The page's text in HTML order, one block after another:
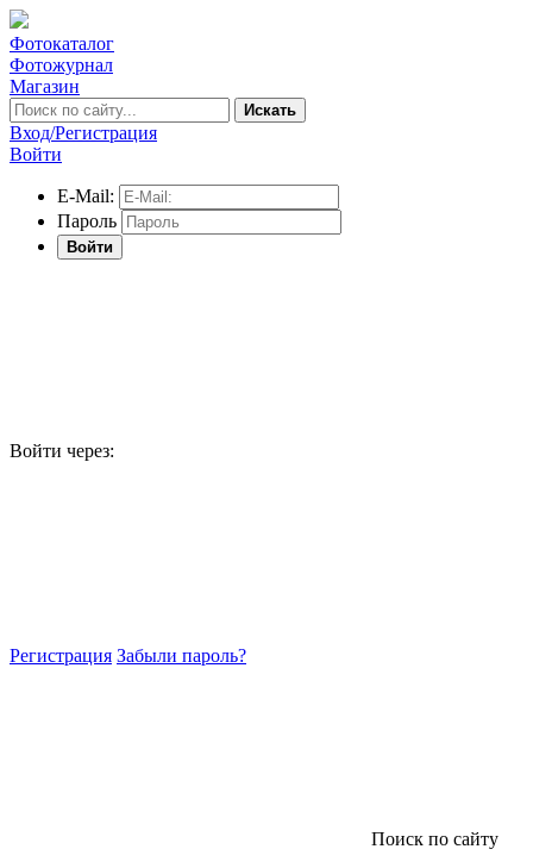
Фотокаталог
Фотожурнал
Магазин
Искать
Вход/Регистрация
Войти
E-Mail:
Пароль
Войти
Войти через:
Регистрация Забыли пароль?
Поиск по сайту